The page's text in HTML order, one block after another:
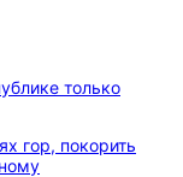
только
гор, покорить